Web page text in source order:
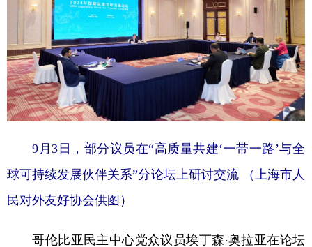
9月3日，部分议员在“高质量共建‘一带一路’与全
球可持续发展伙伴关系”分论坛上研讨交流 （上海市人
民对外友好协会供图）
哥伦比亚民主中心党众议员埃丁森·奥拉亚在论坛